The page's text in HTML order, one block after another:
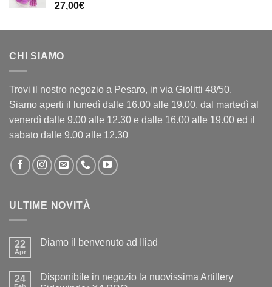
27,00€
CHI SIAMO
Trovi il nostro negozio a Pesaro, in via Giolitti 48/50.
Siamo aperti il lunedì dalle 16.00 alle 19.00, dal martedì al
venerdì dalle 9.00 alle 12.30 e dalle 16.00 alle 19.00 ed il
sabato dalle 9.00 alle 12.30
ULTIME NOVITÀ
22
Apr
Diamo il benvenuto ad Iliad
Diamo
24
Disponibile in negozio la nuovissima Artillery